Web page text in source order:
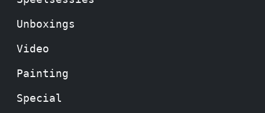
Unboxings
Video
Painting
Special